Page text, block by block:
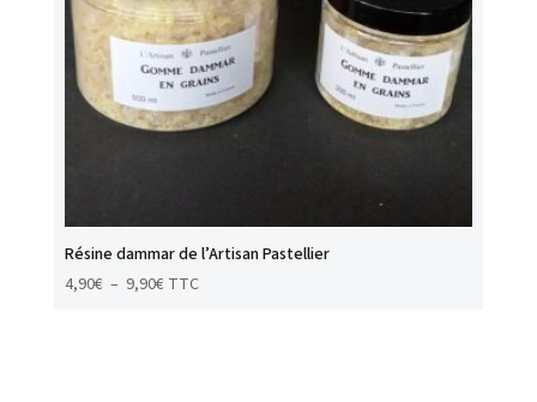
Résine dammar de l’Artisan Pastellier
4,90€ – 9,90€Plage
TTC